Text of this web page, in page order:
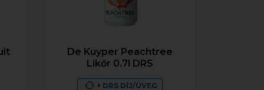
De Kuyper Peachtree
Likőr 0.7l DRS
+ DRS DÍJ/ÜVEG